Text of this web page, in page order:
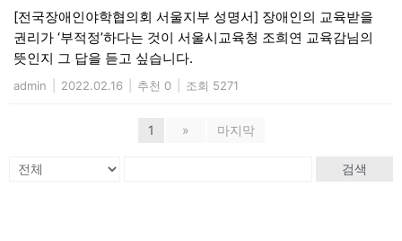
[전국장애인야학협의회 서울지부 성명서] 장애인의 교육받을
권리가 ‘부적정’하다는 것이 서울시교육청 조희연 교육감님의
뜻인지 그 답을 듣고 싶습니다.
admin 2022.02.16 추천 0 조회 5271
1 » 마지막
검색